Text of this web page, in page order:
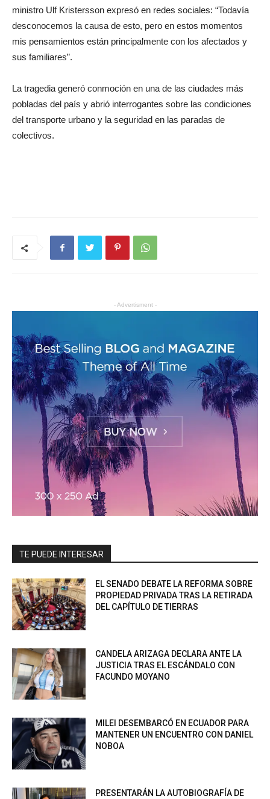
ministro Ulf Kristersson expresó en redes sociales: “Todavía
desconocemos la causa de esto, pero en estos momentos
mis pensamientos están principalmente con los afectados y
sus familiares”.
La tragedia generó conmoción en una de las ciudades más
pobladas del país y abrió interrogantes sobre las condiciones
del transporte urbano y la seguridad en las paradas de
colectivos.
- Advertisment -
TE PUEDE INTERESAR
EL SENADO DEBATE LA REFORMA SOBRE
PROPIEDAD PRIVADA TRAS LA RETIRADA
DEL CAPÍTULO DE TIERRAS
CANDELA ARIZAGA DECLARA ANTE LA
JUSTICIA TRAS EL ESCÁNDALO CON
FACUNDO MOYANO
MILEI DESEMBARCÓ EN ECUADOR PARA
MANTENER UN ENCUENTRO CON DANIEL
NOBOA
PRESENTARÁN LA AUTOBIOGRAFÍA DE